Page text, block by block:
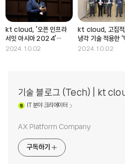
kt cloud, ‘오픈 인프라
서밋 아시아 2024’
키노트 강연∙∙∙“주도적
2024.10.02
kt cloud, 고집적
냉각 기술 적용한 ‘
AI데이터센터’ 개관
2024.10.02
기술 블로그 (Tech) | kt
IT분야 크리에이터
AX Platform Company
구독하기